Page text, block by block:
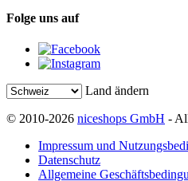
Folge uns auf
Land ändern
© 2010-2026 niceshops GmbH -
Impressum und
Datenschutz
Allgemeine